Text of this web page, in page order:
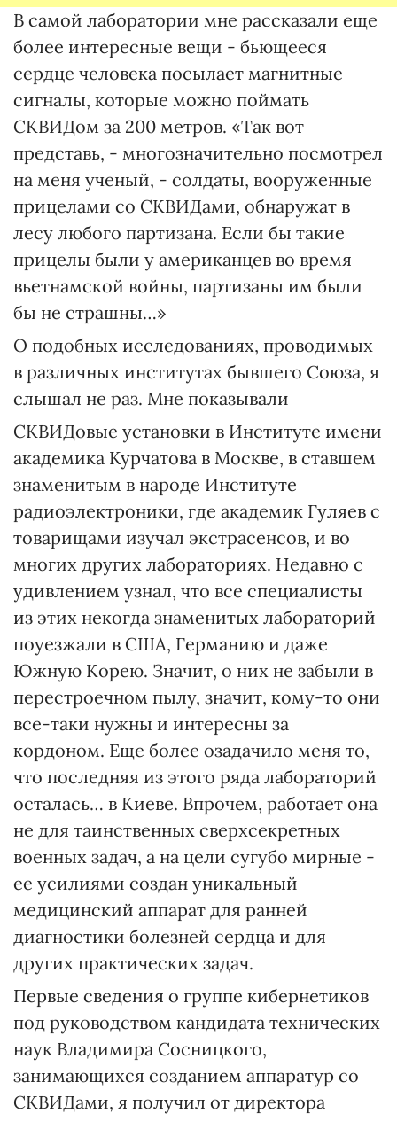
В самой лаборатории мне рассказали еще
более интересные вещи - бьющееся
сердце человека посылает магнитные
сигналы, которые можно поймать
СКВИДом за 200 метров. «Так вот
представь, - многозначительно посмотрел
на меня ученый, - солдаты, вооруженные
прицелами со СКВИДами, обнаружат в
лесу любого партизана. Если бы такие
прицелы были у американцев во время
вьетнамской войны, партизаны им были
бы не страшны…»
О подобных исследованиях, проводимых
в различных институтах бывшего Союза, я
слышал не раз. Мне показывали
СКВИДовые установки в Институте имени
академика Курчатова в Москве, в ставшем
знаменитым в народе Институте
радиоэлектроники, где академик Гуляев с
товарищами изучал экстрасенсов, и во
многих других лабораториях. Недавно с
удивлением узнал, что все специалисты
из этих некогда знаменитых лабораторий
поуезжали в США, Германию и даже
Южную Корею. Значит, о них не забыли в
перестроечном пылу, значит, кому-то они
все-таки нужны и интересны за
кордоном. Еще более озадачило меня то,
что последняя из этого ряда лабораторий
осталась… в Киеве. Впрочем, работает она
не для таинственных сверхсекретных
военных задач, а на цели сугубо мирные -
ее усилиями создан уникальный
медицинский аппарат для ранней
диагностики болезней сердца и для
других практических задач.
Первые сведения о группе кибернетиков
под руководством кандидата технических
наук Владимира Сосницкого,
занимающихся созданием аппаратур со
СКВИДами, я получил от директора